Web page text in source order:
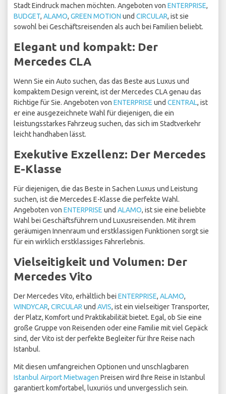
Stadt Eindruck machen möchten. Angeboten von ENTERPRISE,
BUDGET, ALAMO, GREEN MOTION und CIRCULAR, ist sie
sowohl bei Geschäftsreisenden als auch bei Familien beliebt.
Elegant und kompakt: Der
Mercedes CLA
Wenn Sie ein Auto suchen, das das Beste aus Luxus und
kompaktem Design vereint, ist der Mercedes CLA genau das
Richtige für Sie. Angeboten von ENTERPRISE und CENTRAL, ist
er eine ausgezeichnete Wahl für diejenigen, die ein
leistungsstarkes Fahrzeug suchen, das sich im Stadtverkehr
leicht handhaben lässt.
Exekutive Exzellenz: Der Mercedes
E-Klasse
Für diejenigen, die das Beste in Sachen Luxus und Leistung
suchen, ist die Mercedes E-Klasse die perfekte Wahl.
Angeboten von ENTERPRISE und ALAMO, ist sie eine beliebte
Wahl bei Geschäftsführern und Luxusreisenden. Mit ihrem
geräumigen Innenraum und erstklassigen Funktionen sorgt sie
für ein wirklich erstklassiges Fahrerlebnis.
Vielseitigkeit und Volumen: Der
Mercedes Vito
Der Mercedes Vito, erhältlich bei ENTERPRISE, ALAMO,
WINDYCAR, CIRCULAR und AVIS, ist ein vielseitiger Transporter,
der Platz, Komfort und Praktikabilität bietet. Egal, ob Sie eine
große Gruppe von Reisenden oder eine Familie mit viel Gepäck
sind, der Vito ist der perfekte Begleiter für Ihre Reise nach
Istanbul.
Mit diesen umfangreichen Optionen und unschlagbaren
Istanbul Airport Mietwagen Preisen wird Ihre Reise in Istanbul
garantiert komfortabel, luxuriös und unvergesslich sein.